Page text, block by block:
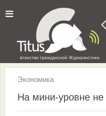
≡
Экономика
На мини-уровне не